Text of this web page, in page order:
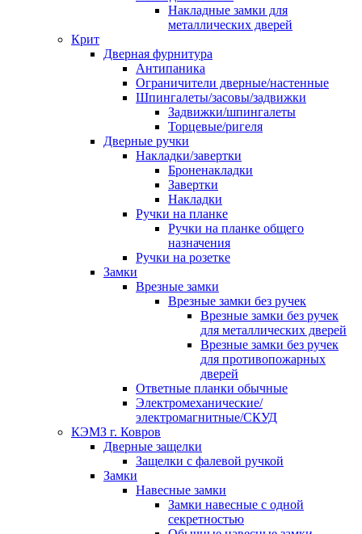
Накладные замки для
металлических дверей
Крит
Дверная фурнитура
Антипаника
Ограничители дверные/настенные
Шпингалеты/засовы/задвижки
Задвижки/шпингалеты
Торцевые/ригеля
Дверные ручки
Накладки/завертки
Броненакладки
Завертки
Накладки
Ручки на планке
Ручки на планке общего
назначения
Ручки на розетке
Замки
Врезные замки
Врезные замки без ручек
Врезные замки без ручек
для металлических дверей
Врезные замки без ручек
для противопожарных
дверей
Ответные планки обычные
Электромеханические/
электромагнитные/СКУД
КЭМЗ г. Ковров
Дверные защелки
Защелки с фалевой ручкой
Замки
Навесные замки
Замки навесные с одной
секретностью